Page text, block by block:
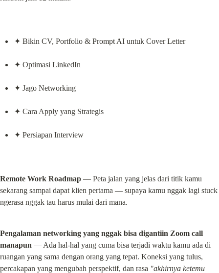
✦ Bikin CV, Portfolio & Prompt AI untuk Cover Letter
✦ Optimasi LinkedIn
✦ Jago Networking
✦ Cara Apply yang Strategis
✦ Persiapan Interview
Remote Work Roadmap — Peta jalan yang jelas dari titik kamu
sekarang sampai dapat klien pertama — supaya kamu nggak lagi stuck
ngerasa nggak tau harus mulai dari mana.
Pengalaman networking yang nggak bisa digantiin Zoom call
manapun — Ada hal-hal yang cuma bisa terjadi waktu kamu ada di
ruangan yang sama dengan orang yang tepat. Koneksi yang tulus,
percakapan yang mengubah perspektif, dan rasa "akhirnya ketemu